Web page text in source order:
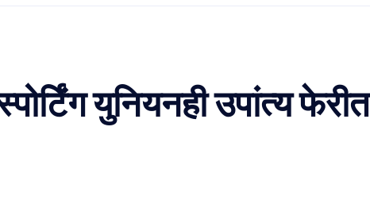
युनियनही उपांत्य फेरीत